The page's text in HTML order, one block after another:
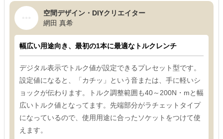
空間デザイン・DIYクリエイター
網田 真希
幅広い用途向き、最初の1本に最適なトルクレンチ
デジタル表示でトルク値が設定できるプレセット型です。
設定値になると、「カチッ」という音または、手に軽いシ
ョックが伝わります。トルク調整範囲も40～200N・mと幅
広いトルク値となってます。先端部分がラチェットタイプ
になっているので、使用用途に合ったソケットをつけて使
えます。